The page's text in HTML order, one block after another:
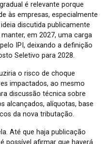
é relevante porque
às empresas, especialmente
discutida publicamente
em 2027, uma carga
IPI, deixando a definição
Seletivo para 2028.
o risco de choque
impactados, ao mesmo
discussão técnica sobre
alcançados, alíquotas, base
da nova tributação.
Até que haja publicação
possível afirmar que haverá